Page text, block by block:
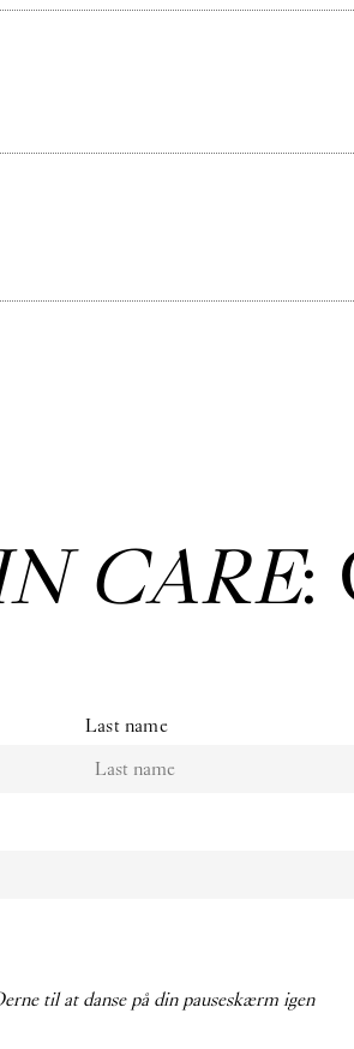
CARE:
Last name
til at danse på din pauseskærm igen